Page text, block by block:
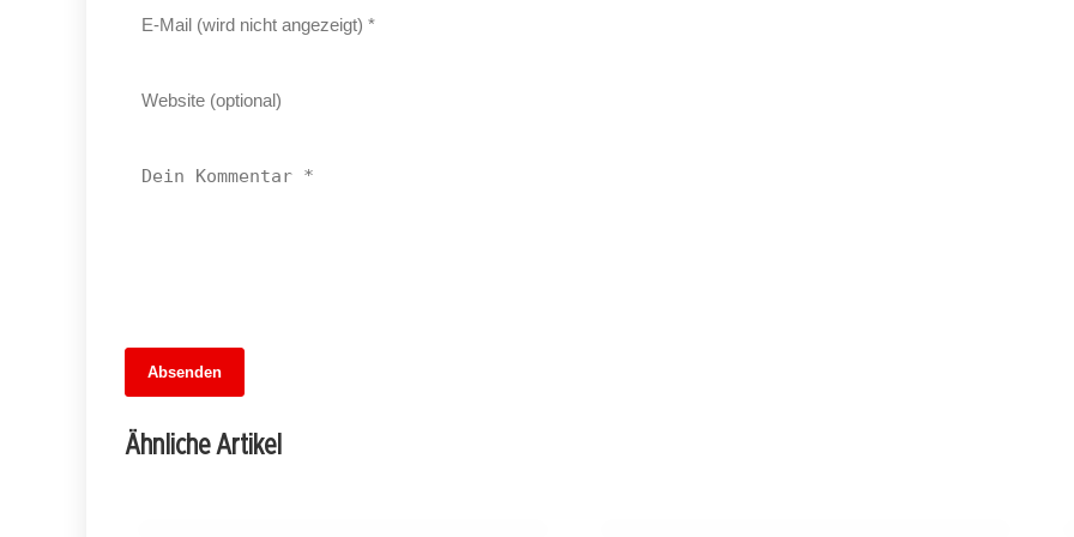
Absenden
Ähnliche Artikel
Fußballfieber im Dreiländer-Showdown:
Wer gewinnt das Wettspiel der